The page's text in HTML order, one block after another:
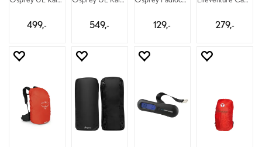
499,- 549,- 129,- 279,-